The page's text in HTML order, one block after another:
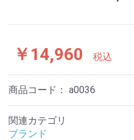
￥14,960 税込
商品コード： a0036
関連カテゴリ
ブランド